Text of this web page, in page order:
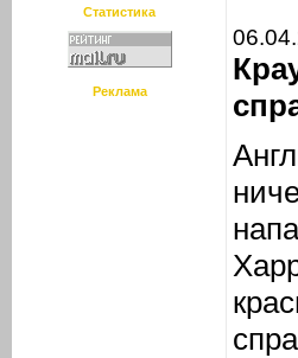
Статистика
Реклама